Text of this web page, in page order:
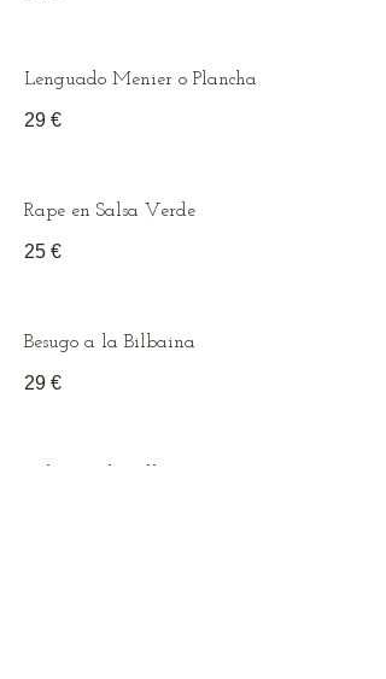
Lenguado Menier o Plancha
29 €
Rape en Salsa Verde
25 €
Besugo a la Bilbaina
29 €